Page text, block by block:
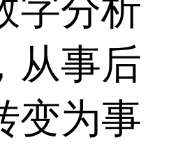
字分析
从事后
变为事